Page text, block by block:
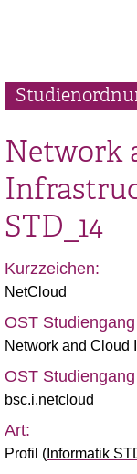
Network
STD_14
Kurzzeichen:
NetCloud
OST
Network and Cloud
OST
bsc.i.netcloud
Art:
Profil ( Informatik